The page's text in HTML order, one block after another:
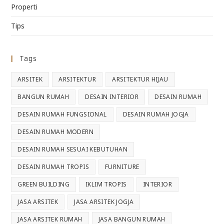
Properti
Tips
Tags
ARSITEK ARSITEKTUR ARSITEKTUR HIJAU
BANGUN RUMAH DESAIN INTERIOR DESAIN RUMAH
DESAIN RUMAH FUNGSIONAL DESAIN RUMAH JOGJA
DESAIN RUMAH MODERN
DESAIN RUMAH SESUAI KEBUTUHAN
DESAIN RUMAH TROPIS FURNITURE
GREEN BUILDING IKLIM TROPIS INTERIOR
JASA ARSITEK JASA ARSITEK JOGJA
JASA ARSITEK RUMAH JASA BANGUN RUMAH